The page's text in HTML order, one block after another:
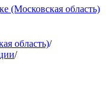
(Московская область)
область)/
/